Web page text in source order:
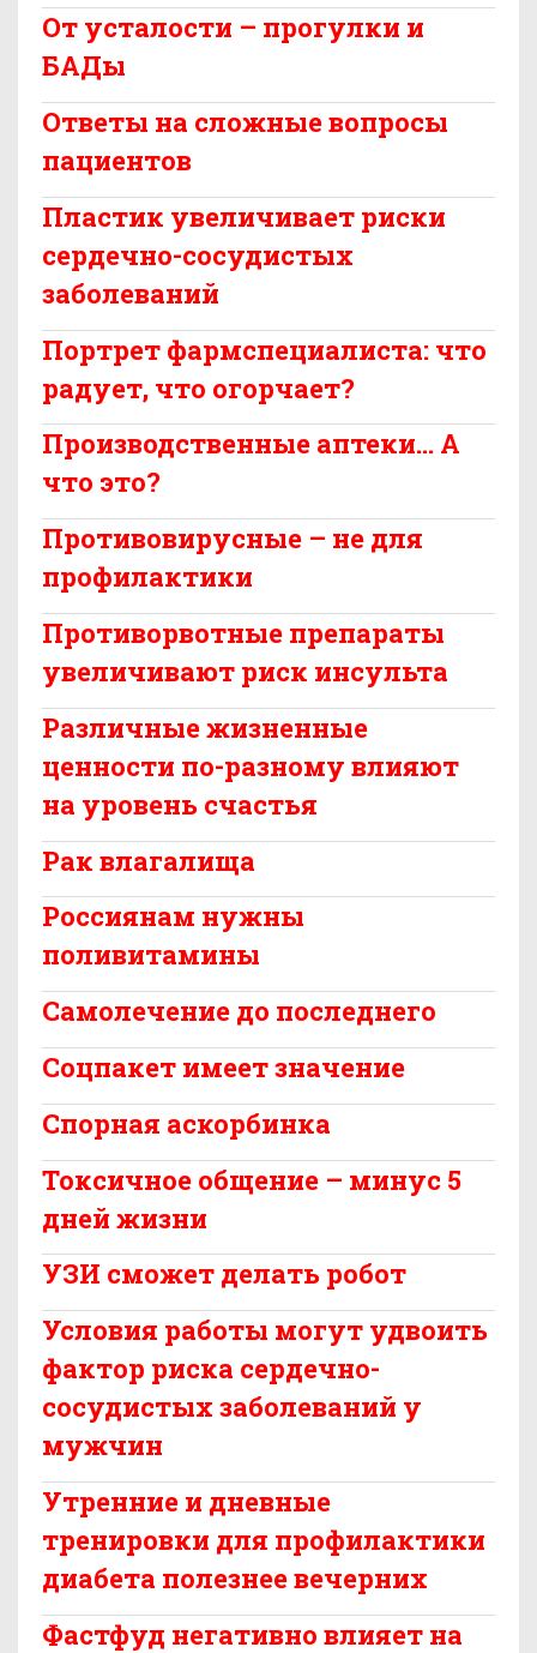
От усталости – прогулки и
БАДы
Ответы на сложные вопросы
пациентов
Пластик увеличивает риски
сердечно-сосудистых
заболеваний
Портрет фармспециалиста: что
радует, что огорчает?
Производственные аптеки… А
что это?
Противовирусные – не для
профилактики
Противорвотные препараты
увеличивают риск инсульта
Различные жизненные
ценности по-разному влияют
на уровень счастья
Рак влагалища
Россиянам нужны
поливитамины
Самолечение до последнего
Соцпакет имеет значение
Спорная аскорбинка
Токсичное общение – минус 5
дней жизни
УЗИ сможет делать робот
Условия работы могут удвоить
фактор риска сердечно-
сосудистых заболеваний у
мужчин
Утренние и дневные
тренировки для профилактики
диабета полезнее вечерних
Фастфуд негативно влияет на